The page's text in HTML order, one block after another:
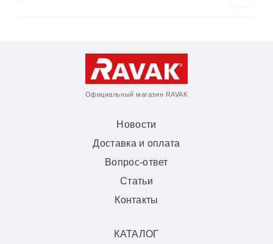
Официальный магазин RAVAK
Новости
Доставка и оплата
Вопрос-ответ
Статьи
Контакты
КАТАЛОГ